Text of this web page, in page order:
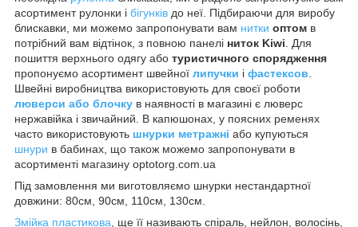
асортимент рулонки і бігунків до неї. Підбираючи для виробу
блискавки, ми можемо запропонувати вам нитки оптом в
потрібний вам відтінок, з повною панелі ниток Kiwi . Для
пошиття верхнього одягу або туристичного спорядження
пропонуємо асортимент швейної липучки і фастексов
Швейні виробництва використовують для своєї роботи
люверси або блочку в наявності в магазині є люверс
нержавійка і звичайний. В капюшонах, у поясних ременях
часто використовують шнурки метражні або купуються
шнури в бабинах, що також можемо запропонувати в
асортименті магазину optotorg.com.ua
Під замовлення ми виготовляємо шнурки нестандартної
довжини: 80см, 90см, 110см, 130см.
Змійка пластикова , ще її називають спіраль, нейлон, волосінь,